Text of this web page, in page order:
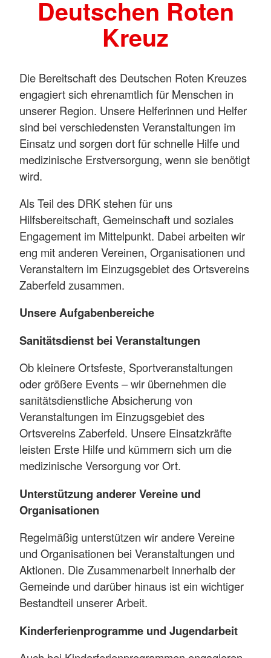
Deutschen Roten
Kreuz
Die Bereitschaft des Deutschen Roten Kreuzes
engagiert sich ehrenamtlich für Menschen in
unserer Region. Unsere Helferinnen und Helfer
sind bei verschiedensten Veranstaltungen im
Einsatz und sorgen dort für schnelle Hilfe und
medizinische Erstversorgung, wenn sie benötigt
wird.
Als Teil des DRK stehen für uns
Hilfsbereitschaft, Gemeinschaft und soziales
Engagement im Mittelpunkt. Dabei arbeiten wir
eng mit anderen Vereinen, Organisationen und
Veranstaltern im Einzugsgebiet des Ortsvereins
Zaberfeld zusammen.
Unsere Aufgabenbereiche
Sanitätsdienst bei Veranstaltungen
Ob kleinere Ortsfeste, Sportveranstaltungen
oder größere Events – wir übernehmen die
sanitätsdienstliche Absicherung von
Veranstaltungen im Einzugsgebiet des
Ortsvereins Zaberfeld. Unsere Einsatzkräfte
leisten Erste Hilfe und kümmern sich um die
medizinische Versorgung vor Ort.
Unterstützung anderer Vereine und
Organisationen
Regelmäßig unterstützen wir andere Vereine
und Organisationen bei Veranstaltungen und
Aktionen. Die Zusammenarbeit innerhalb der
Gemeinde und darüber hinaus ist ein wichtiger
Bestandteil unserer Arbeit.
Kinderferienprogramme und Jugendarbeit